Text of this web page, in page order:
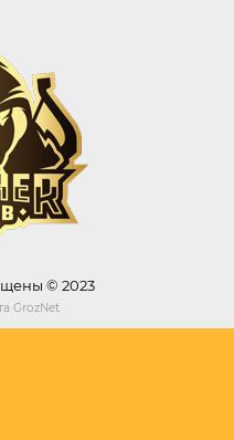
© 2023
GrozNet